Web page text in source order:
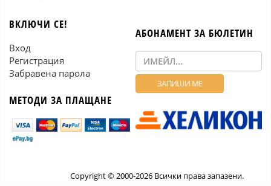
ВКЛЮЧИ СЕ!
Вход
Регистрация
Забравена парола
МЕТОДИ ЗА ПЛАЩАНЕ
АБОНАМЕНТ ЗА БЮЛЕТИН
Copyright © 2000-2026 Всички права запазени.